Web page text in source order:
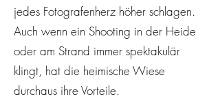
jedes Fotografenherz höher schlagen.
Auch wenn ein Shooting in der Heide
oder am Strand immer spektakulär
klingt, hat die heimische Wiese
durchaus ihre Vorteile.